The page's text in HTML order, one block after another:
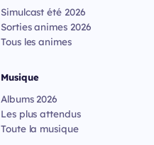
Simulcast été 2026
Sorties animes 2026
Tous les animes
Musique
Albums 2026
Les plus attendus
Toute la musique